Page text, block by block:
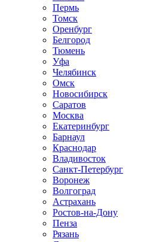
Пермь
Томск
Оренбург
Белгород
Тюмень
Уфа
Челябинск
Омск
Новосибирск
Саратов
Москва
Екатеринбург
Барнаул
Краснодар
Владивосток
Санкт-Петербург
Воронеж
Волгоград
Астрахань
Ростов-на-Дону
Пенза
Рязань